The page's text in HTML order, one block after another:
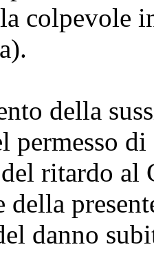
colpevole
della
permesso
ritardo al
della
danno